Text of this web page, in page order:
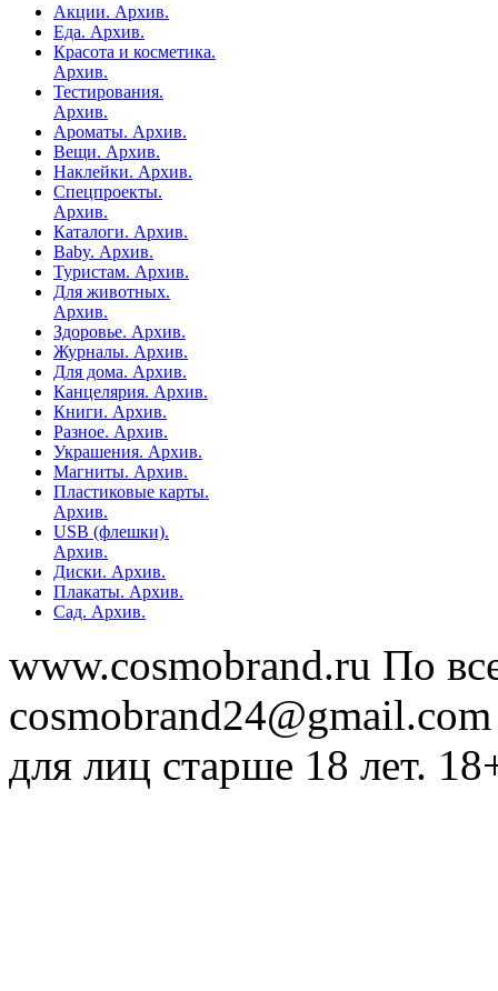
Акции. Архив.
Еда. Архив.
Красота и косметика.
Архив.
Тестирования.
Архив.
Ароматы. Архив.
Вещи. Архив.
Наклейки. Архив.
Спецпроекты.
Архив.
Каталоги. Архив.
Baby. Архив.
Туристам. Архив.
Для животных.
Архив.
Здоровье. Архив.
Журналы. Архив.
Для дома. Архив.
Канцелярия. Архив.
Книги. Архив.
Разное. Архив.
Украшения. Архив.
Магниты. Архив.
Пластиковые карты.
Архив.
USB (флешки).
Архив.
Диски. Архив.
Плакаты. Архив.
Сад. Архив.
www.cosmobrand.ru По
для лиц старше 18 лет.